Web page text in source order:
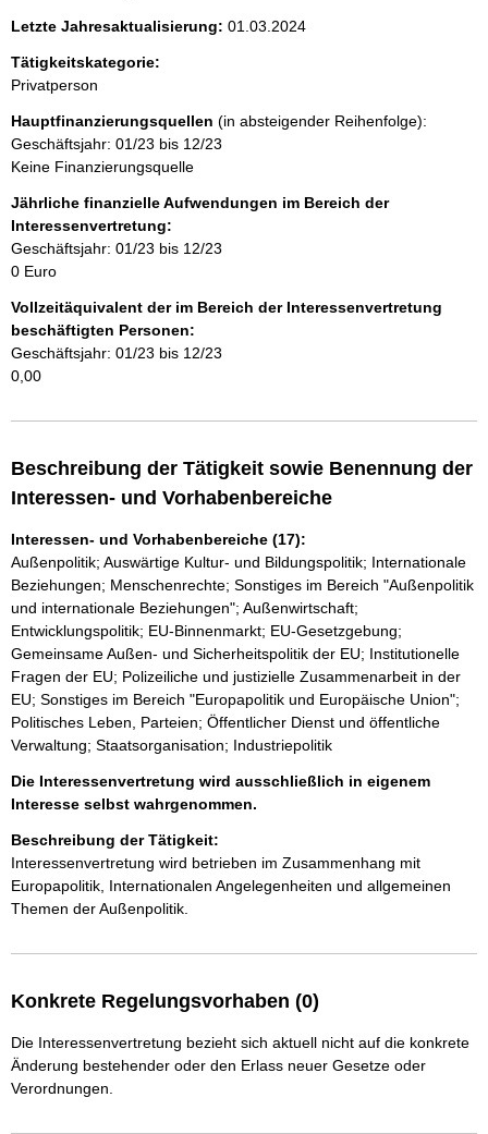
i
n
h
a
l
t
r
i
n
e
i
s
Letzte Jahresaktualisierung: 01.03.2024
Tätigkeitskategorie:
Privatperson
Hauptfinanzierungsquellen (in absteigender Reihenfolge):
Geschäftsjahr: 01/23 bis 12/23
Keine Finanzierungsquelle
Jährliche finanzielle Aufwendungen im Bereich der
Interessenvertretung:
Geschäftsjahr: 01/23 bis 12/23
0 Euro
Vollzeitäquivalent der im Bereich der Interessenvertretung
beschäftigten Personen:
Geschäftsjahr: 01/23 bis 12/23
0,00
Beschreibung der Tätigkeit sowie Benennung der
Interessen- und Vorhabenbereiche
Interessen- und Vorhabenbereiche (17):
Außenpolitik; Auswärtige Kultur- und Bildungspolitik; Internationale
Beziehungen; Menschenrechte; Sonstiges im Bereich "Außenpolitik
und internationale Beziehungen"; Außenwirtschaft;
Entwicklungspolitik; EU-Binnenmarkt; EU-Gesetzgebung;
Gemeinsame Außen- und Sicherheitspolitik der EU; Institutionelle
Fragen der EU; Polizeiliche und justizielle Zusammenarbeit in der
EU; Sonstiges im Bereich "Europapolitik und Europäische Union";
Politisches Leben, Parteien; Öffentlicher Dienst und öffentliche
Verwaltung; Staatsorganisation; Industriepolitik
Die Interessenvertretung wird ausschließlich in eigenem
Interesse selbst wahrgenommen.
Beschreibung der Tätigkeit:
Interessenvertretung wird betrieben im Zusammenhang mit
Europapolitik, Internationalen Angelegenheiten und allgemeinen
Themen der Außenpolitik.
Konkrete Regelungsvorhaben (0)
Die Interessenvertretung bezieht sich aktuell nicht auf die konkrete
Änderung bestehender oder den Erlass neuer Gesetze oder
Verordnungen.